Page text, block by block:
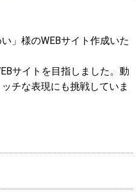
」様のWEBサイト作成いた
サイトを目指しました。動
チな表現にも挑戦していま